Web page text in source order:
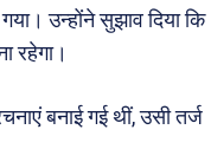
उन्होंने सुझाव दिया कि
रहेगा।
बनाई गई थीं, उसी तर्ज